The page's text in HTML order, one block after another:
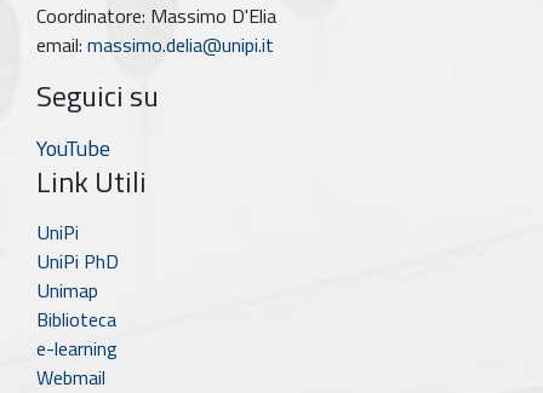
Coordinatore: Massimo D'Elia
email: massimo.delia@unipi.it
Seguici su
YouTube
Link Utili
UniPi
UniPi PhD
Unimap
Biblioteca
e-learning
Webmail